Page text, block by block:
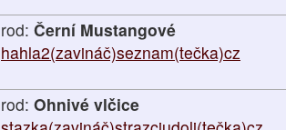
rod: Černí Mustangové
hahla2(zavináč)seznam(tečka)cz
rod: Ohnivé vlčice